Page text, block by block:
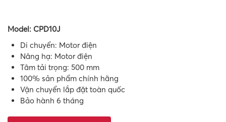
Model: CPD10J
Di chuyển: Motor điện
Nâng hạ: Motor điện
Tâm tải trọng: 500 mm
100% sản phẩm chính hãng
Vận chuyển lắp đặt toàn quốc
Bảo hành 6 tháng